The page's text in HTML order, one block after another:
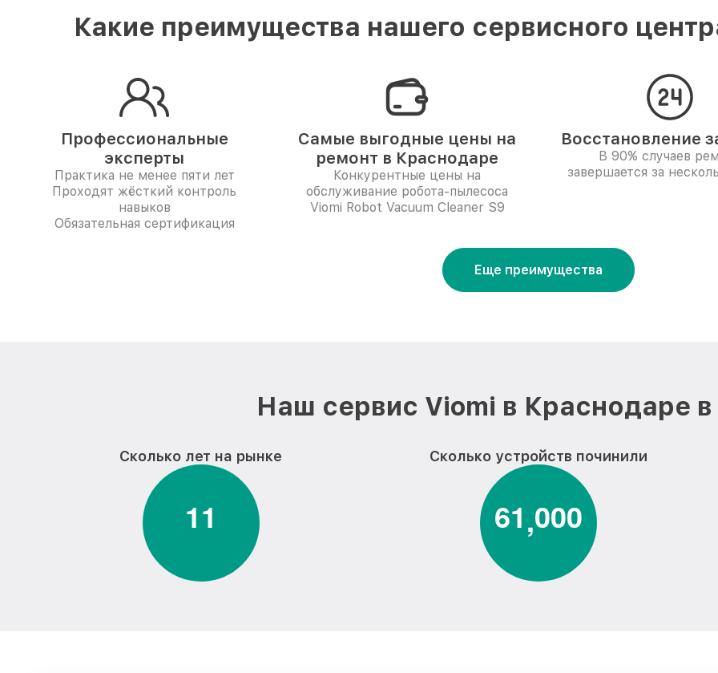
Какие преимущества нашего сервисного
Профессиональные
эксперты
Практика не менее пяти лет
Проходят жёсткий контроль
навыков
Обязательная сертификация
Самые выгодные цены на
ремонт в Краснодаре
Конкурентные цены на
обслуживание робота-пылесоса
Viomi Robot Vacuum Cleaner S9
Восстановление
В 90% случаев
завершается за
Еще преимущества
Наш сервис Viomi в Краснодаре
Сколько лет на рынке
11
Сколько устройств починили
61,000